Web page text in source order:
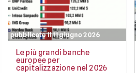
pubblicato il 11 giugno 2026
Le più grandi banche
europee per
capitalizzazione nel 2026